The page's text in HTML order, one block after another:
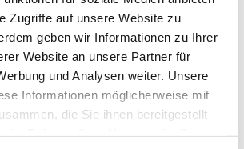
Zugriffe auf unsere Website zu
geben wir Informationen zu Ihrer
Website an unsere Partner für
und Analysen weiter. Unsere
Informationen möglicherweise mit
die Sie ihnen bereitgestellt
7, 2010 – 1:30 p.m.
GmbH:162Inder Neckarhelle (Im
the Music: A Revival”